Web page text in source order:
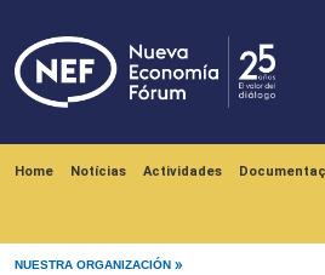
Home Notícias Actividades
NUESTRA ORGANIZACIÓN